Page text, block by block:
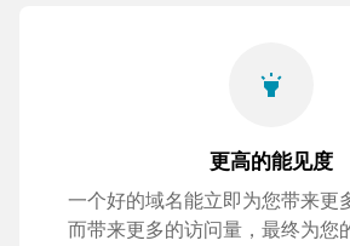
highlight
更高的能见度
一个好的域名能立即为您带来更
而带来更多的访问量，最终为您